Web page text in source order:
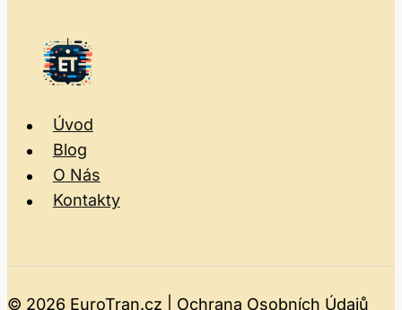
Úvod
Blog
O Nás
Kontakty
© 2026 EuroTran.cz | Ochrana Osobních Údajů